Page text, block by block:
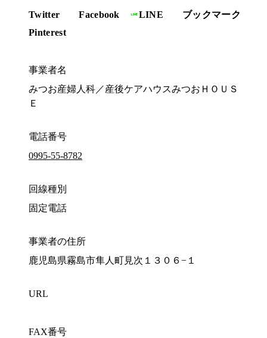
Twitter Facebook LINE
ブックマーク
Pinterest
事業者名
みつお産婦人科／産後ケアハウスみつおＨＯＵＳ
Ｅ
電話番号
0995-55-8782
回線種別
固定電話
事業者の住所
鹿児島県霧島市隼人町見次１３０６−１
URL
FAX番号